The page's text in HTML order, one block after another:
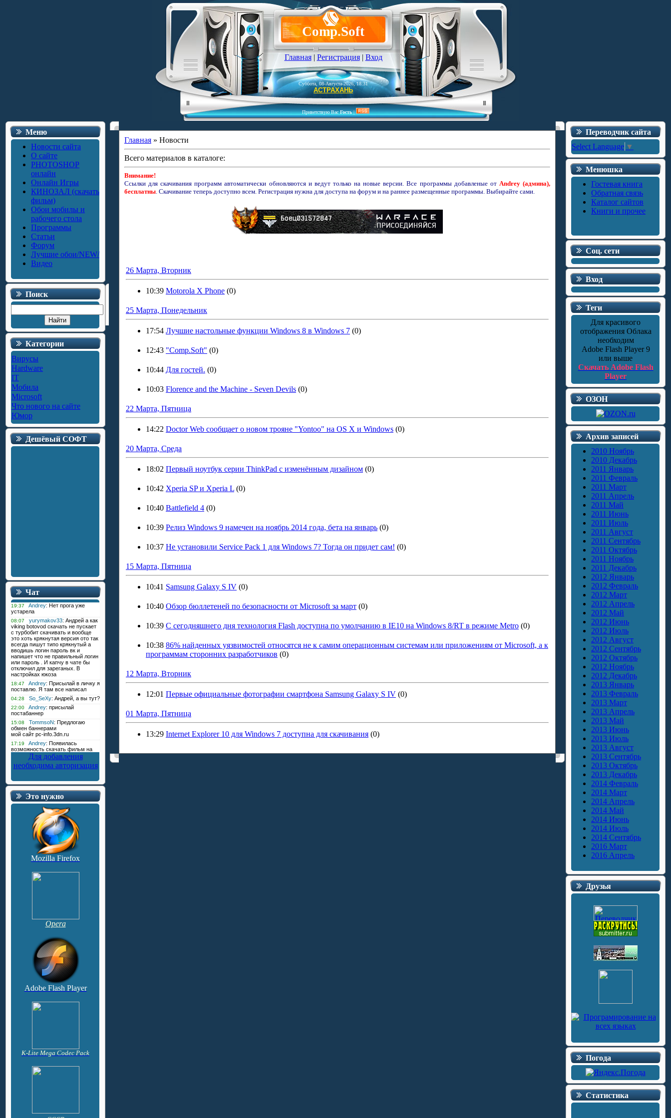
Comp.Soft
Главная| Регистрация| Вход
Суббота, 08-Августа-2026, 18:31
АСТРАХАНЬ
Приветствую Вас Гость|
Меню
Новости сайта
О сайте
PHOTOSHOP
онлайн
Онлайн Игры
КИНОЗАЛ (скачать
фильм)
Обои мобилы и
рабочего стола
Программы
Статьи
Форум
Лучшие обои/NEW/
Видео
Поиск
Категории
Вирусы
Hardware
IT
Мобила
Microsoft
Что нового на сайте
Юмор
Дешёвый СОФТ
Чат
Для добавления
необходима авторизация
Это нужно
Mozilla Firefox
Opera
Adobe Flash Player
K-Lite Mega Codec Pack
Главная » Новости
Всего материалов в каталоге:
Внимание!
Ссылки для скачивания программ автоматически обновляются и ведут только на новые версии. Все программы добавленые от Andrey (админа),
бесплатны. Скачивание теперь доступно всем. Регистрация нужна для доступа на форум и на раннее размещенные программы. Выбирайте сами.
26 Марта, Вторник
10:39 Motorola X Phone (0)
25 Марта, Понедельник
17:54 Лучшие настольные функции Windows 8 в Windows 7 (0)
12:43 "Comp.Soft" (0)
10:44 Для гостей. (0)
10:03 Florence and the Machine - Seven Devils (0)
22 Марта, Пятница
14:22 Doctor Web сообщает о новом трояне "Yontoo" на OS X и Windows (0)
20 Марта, Среда
18:02 Первый ноутбук серии ThinkPad с изменённым дизайном (0)
10:42 Xperia SP и Xperia L (0)
10:40 Battlefield 4 (0)
10:39 Релиз Windows 9 намечен на ноябрь 2014 года, бета на январь (0)
10:37 Не установили Service Pack 1 для Windows 7? Тогда он придет сам! (0)
15 Марта, Пятница
10:41 Samsung Galaxy S IV (0)
10:40 Обзор бюллетеней по безопасности от Microsoft за март (0)
10:39 С сегодняшнего дня технология Flash доступна по умолчанию в IE10 на Windows 8/RT в режиме Metro (0)
10:38 86% найденных уязвимостей относятся не к самим операционным системам или приложениям от Microsoft, а к
программам сторонних разработчиков (0)
12 Марта, Вторник
12:01 Первые официальные фотографии смартфона Samsung Galaxy S IV (0)
01 Марта, Пятница
13:29 Internet Explorer 10 для Windows 7 доступна для скачивания (0)
Переводчик сайта
Select Language ▼
Менюшка
Гостевая книга
Обратная связь
Каталог сайтов
Книги и прочее
Соц. сети
Вход
Теги
Для красивого
отображения Облака
необходим
Adobe Flash Player 9
или выше
Скачать Adobe Flash
Player
ОЗОН
Архив записей
2010 Ноябрь
2010 Декабрь
2011 Январь
2011 Февраль
2011 Март
2011 Апрель
2011 Май
2011 Июнь
2011 Июль
2011 Август
2011 Сентябрь
2011 Октябрь
2011 Ноябрь
2011 Декабрь
2012 Январь
2012 Февраль
2012 Март
2012 Апрель
2012 Май
2012 Июнь
2012 Июль
2012 Август
2012 Сентябрь
2012 Октябрь
2012 Ноябрь
2012 Декабрь
2013 Январь
2013 Февраль
2013 Март
2013 Апрель
2013 Май
2013 Июнь
2013 Июль
2013 Август
2013 Сентябрь
2013 Октябрь
2013 Декабрь
2014 Февраль
2014 Март
2014 Апрель
2014 Май
2014 Июнь
2014 Июль
2014 Сентябрь
2016 Март
2016 Апрель
Друзья
Погода
Статистика